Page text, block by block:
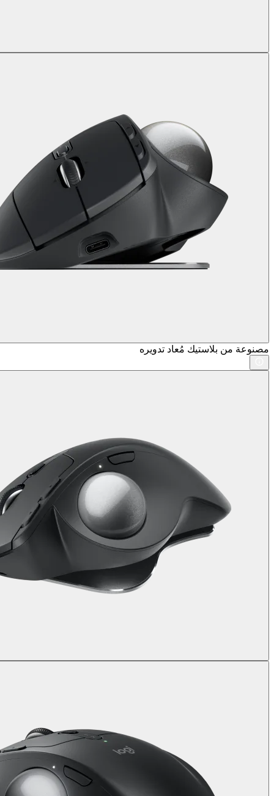
مصنوعة من بلاستيك مُعاد تدويره